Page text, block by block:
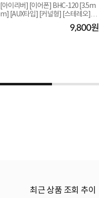
[아이리버] [이어폰] BHC-120 [3.5m
m] [AUX타입] [커널형] [스테레오]
9,800원
최근 상품 조회 추이